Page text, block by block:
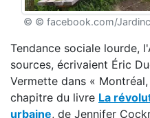
© © facebook.com/
Tendance sociale lourde,
sources, écrivaient Éric
Vermette dans «
chapitre du livre La
urbaine, de Jennifer